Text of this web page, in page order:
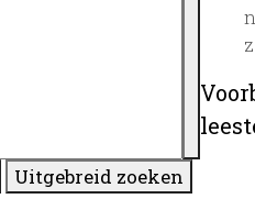
Uitgebreid zoeken